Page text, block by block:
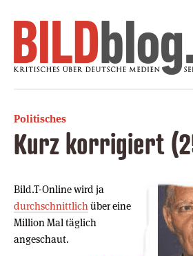
Politisches
Kurz korrigiert
Bild.T-Online wird ja
durchschnittlich über eine
Million Mal täglich
angeschaut.